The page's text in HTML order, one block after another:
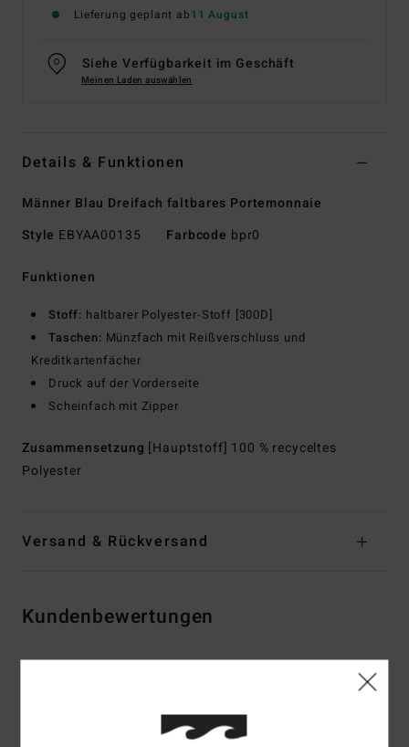
Lieferung geplant ab11 August
Siehe Verfügbarkeit im Geschäft
Meinen Laden auswählen
Details & Funktionen
Männer Blau Dreifach faltbares Portemonnaie
Style EBYAA00135 Farbcode bpr0
Funktionen
Stoff: haltbarer Polyester-Stoff [300D]
Taschen: Münzfach mit Reißverschluss und
Kreditkartenfächer
Druck auf der Vorderseite
Scheinfach mit Zipper
Zusammensetzung [Hauptstoff] 100 % recyceltes
Polyester
Versand & Rückversand
Kundenbewertungen
4.7/5